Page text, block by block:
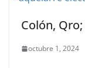
Colón,
octubre 1, 2024